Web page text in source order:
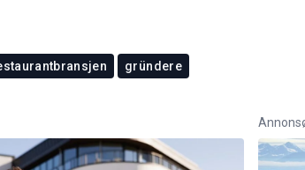
gründere